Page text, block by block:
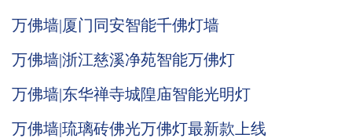
万佛墙|厦门同安智能千佛灯墙
万佛墙|浙江慈溪净苑智能万佛灯
万佛墙|东华禅寺城隍庙智能光明灯
万佛墙|琉璃砖佛光万佛灯最新款上线